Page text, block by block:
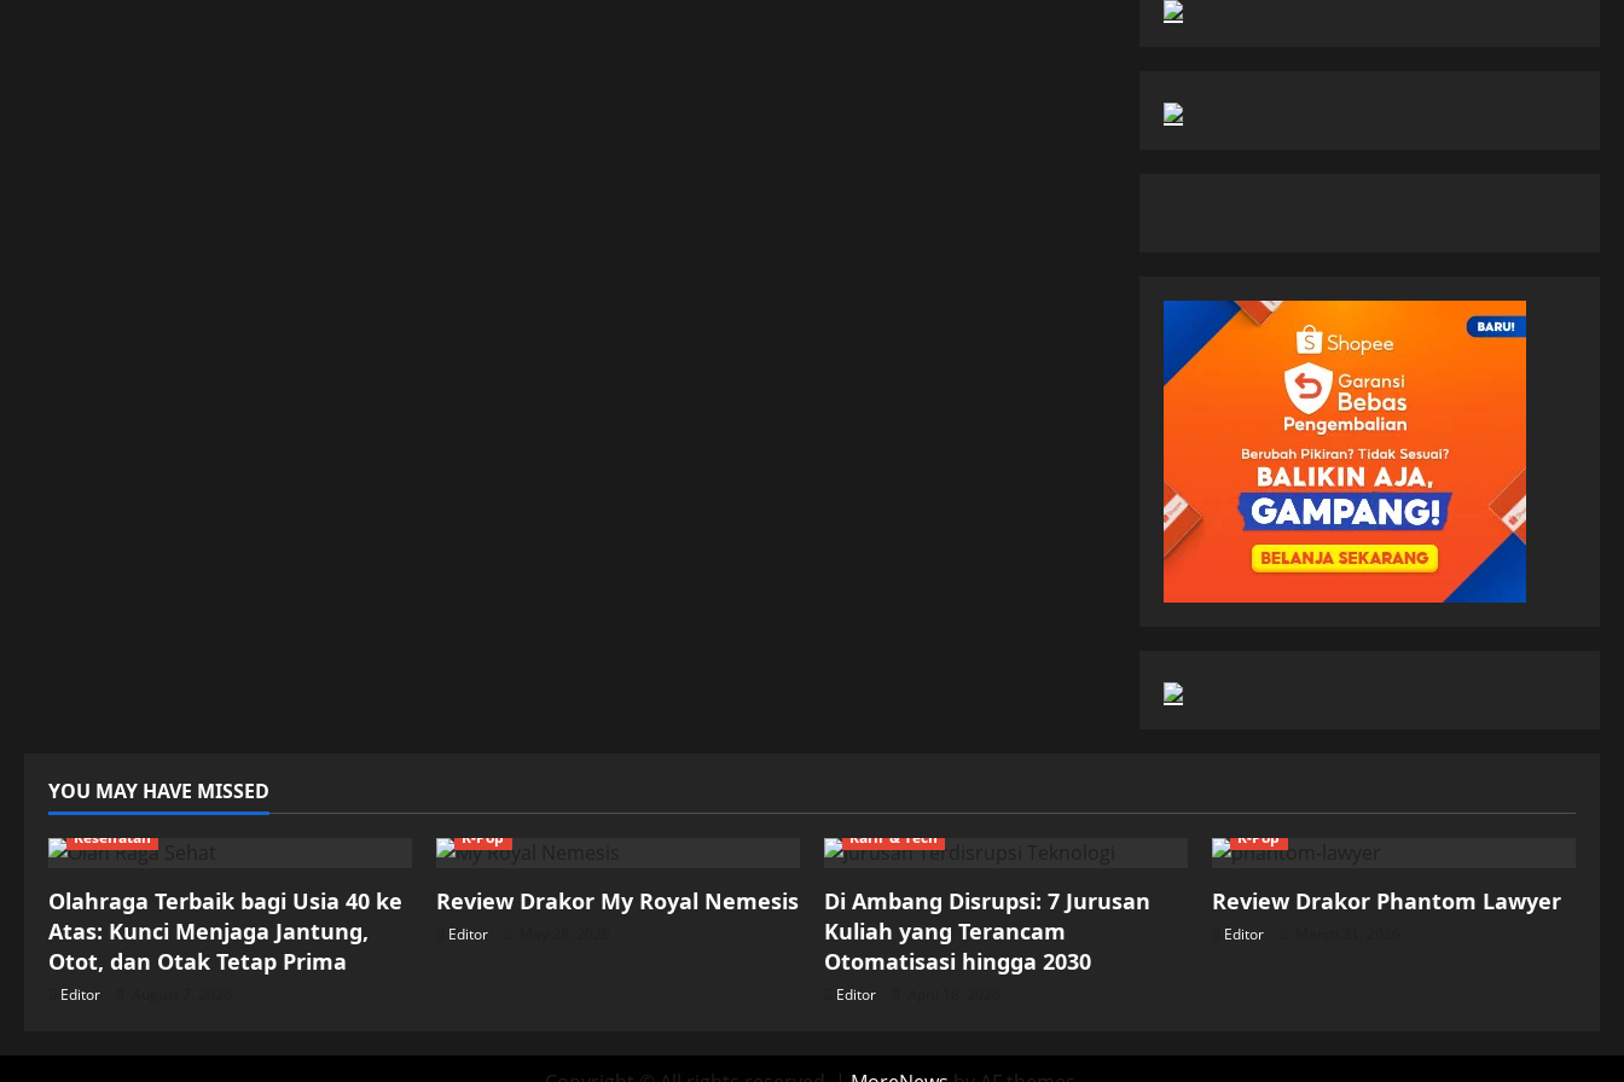
YOU MAY HAVE MISSED
Kesehatan
Olahraga Terbaik bagi Usia 40 ke
Atas: Kunci Menjaga Jantung,
Otot, dan Otak Tetap Prima
Editor
K-Pop
Review Drakor My Royal Nemesis
Editor
Karir & Tech
Di Ambang Disrupsi: 7 Jurusan
Kuliah yang Terancam
Otomatisasi hingga 2030
Editor
K-Pop
Review Drakor Phantom Lawyer
Editor